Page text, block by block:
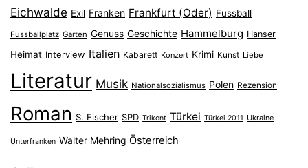
Eichwalde Exil Franken Frankfurt (Oder) Fussball
Fussballplatz Garten Genuss Geschichte Hammelburg Hanser
Heimat Interview Italien Kabarett Konzert Krimi Kunst Liebe
Literatur Musik Nationalsozialismus Polen Rezension
Roman S. Fischer SPD Trikont Türkei Türkei 2011 Ukraine
Unterfranken Walter Mehring Österreich